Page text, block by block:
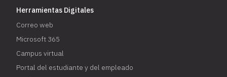
Herramientas Digitales
Correo web
Microsoft 365
Campus virtual
Portal del estudiante y del empleado